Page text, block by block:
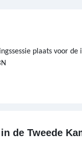
plaats voor
de Tweede